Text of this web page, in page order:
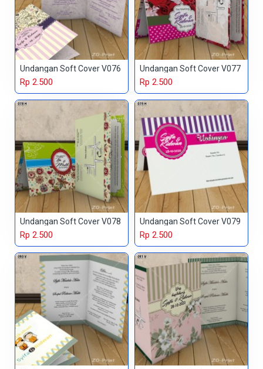
Undangan Soft Cover V076
Rp 2.500
Undangan Soft Cover V077
Rp 2.500
Undangan Soft Cover V078
Rp 2.500
Undangan Soft Cover V079
Rp 2.500